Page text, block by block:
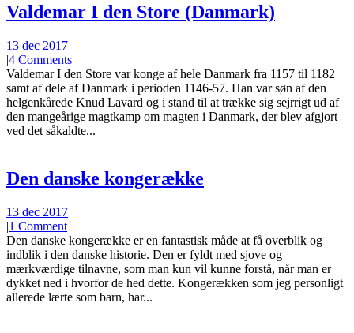
Valdemar I den Store (Danmark)
13 dec 2017
|4 Comments
Valdemar I den Store var konge af hele Danmark fra 1157 til 1182
samt af dele af Danmark i perioden 1146-57. Han var søn af den
helgenkårede Knud Lavard og i stand til at trække sig sejrrigt ud af
den mangeårige magtkamp om magten i Danmark, der blev afgjort
ved det såkaldte...
Den danske kongerække
13 dec 2017
|1 Comment
Den danske kongerække er en fantastisk måde at få overblik og
indblik i den danske historie. Den er fyldt med sjove og
mærkværdige tilnavne, som man kun vil kunne forstå, når man er
dykket ned i hvorfor de hed dette. Kongerækken som jeg personligt
allerede lærte som barn, har...